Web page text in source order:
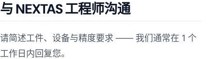
与 NEXTAS 工程师沟通
请简述工件、设备与精度要求 —— 我们通常在 1 个
工作日内回复您。